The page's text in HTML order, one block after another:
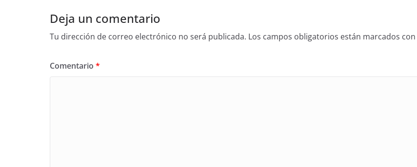
Deja un comentario
Tu dirección de correo electrónico no será publicada. Los campos obligatorios están marcados con
Comentario *